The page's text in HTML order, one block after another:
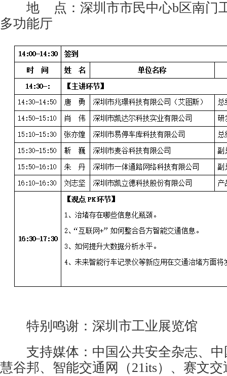
地 点：深圳市市民中心b区南门
多功能厅
特别鸣谢：深圳市工业展览馆
支持媒体： 中国公共安全杂志、
慧谷邦、智能交通网（21its）、赛文